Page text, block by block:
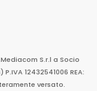
Mediacom S.r.l a Socio
P.IVA 12432541006 REA:
versato.